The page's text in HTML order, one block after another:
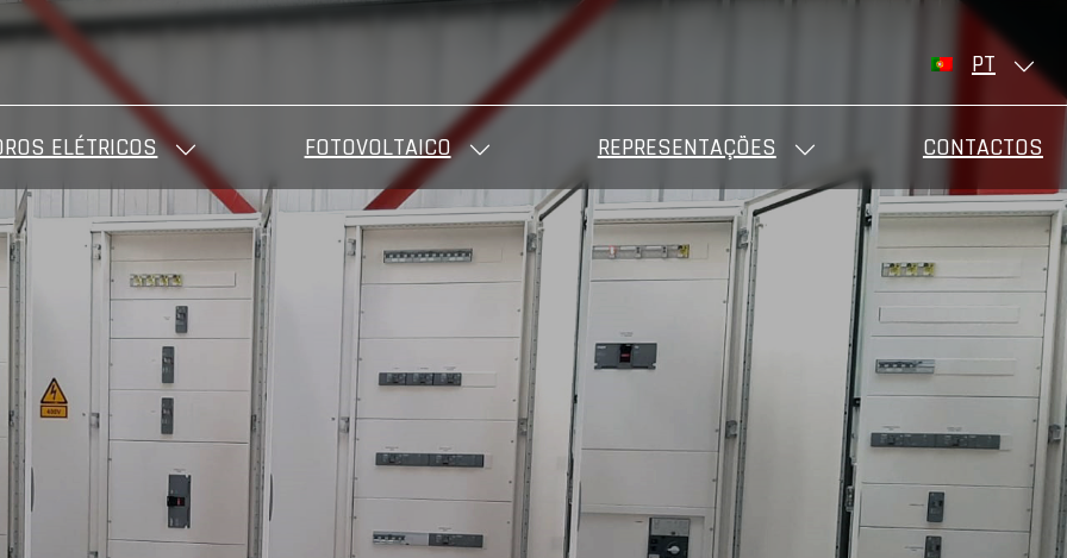
ELÉTRICOS FOTOVOLTAICO REPRESENTAÇÕES CONTACTOS
PT